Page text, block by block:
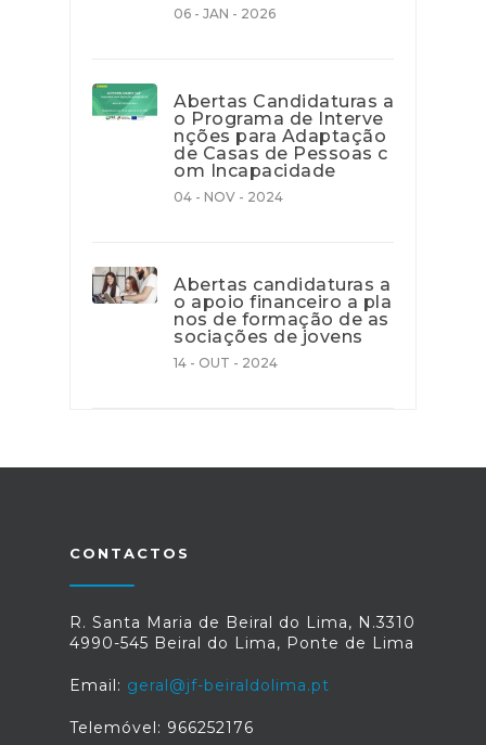
06 - JAN - 2026
Abertas Candidaturas a
o Programa de Interve
nções para Adaptação
de Casas de Pessoas c
om Incapacidade
04 - NOV - 2024
Abertas candidaturas a
o apoio financeiro a pla
nos de formação de as
sociações de jovens
14 - OUT - 2024
CONTACTOS
R. Santa Maria de Beiral do Lima, N.3310
4990-545 Beiral do Lima, Ponte de Lima
Email: geral@jf-beiraldolima.pt
Telemóvel: 966252176